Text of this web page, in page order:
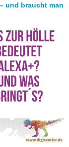
und braucht man